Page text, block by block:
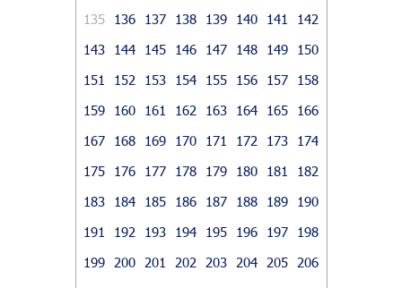
135
136 137 138 139 140 141
142
143
144 145 146 147 148 149
150
151
152 153 154 155 156 157
158
159
160 161 162 163 164 165
166
167
168 169 170 171 172 173
174
175
176 177 178 179 180 181
182
183
184 185 186 187 188 189
190
191
192 193 194 195 196 197
198
199
200 201 202 203 204 205
206